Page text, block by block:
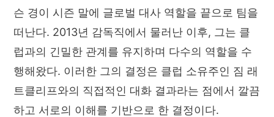
슨 경이 시즌 말에 글로벌 대사 역할을 끝으로 팀을
떠난다. 2013년 감독직에서 물러난 이후, 그는 클
럽과의 긴밀한 관계를 유지하며 다수의 역할을 수
행해왔다. 이러한 그의 결정은 클럽 소유주인 짐 래
트클리프와의 직접적인 대화 결과라는 점에서 깔끔
하고 서로의 이해를 기반으로 한 결정이다.